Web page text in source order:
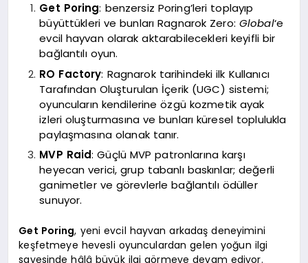
Get Poring: benzersiz Poring’leri toplayıp
büyüttükleri ve bunları Ragnarok Zero: Global‘e
evcil hayvan olarak aktarabilecekleri keyifli bir
bağlantılı oyun.
RO Factory: Ragnarok tarihindeki ilk Kullanıcı
Tarafından Oluşturulan İçerik (UGC) sistemi;
oyuncuların kendilerine özgü kozmetik ayak
izleri oluşturmasına ve bunları küresel toplulukla
paylaşmasına olanak tanır.
MVP Raid: Güçlü MVP patronlarına karşı
heyecan verici, grup tabanlı baskınlar; değerli
ganimetler ve görevlerle bağlantılı ödüller
sunuyor.
Get Poring, yeni evcil hayvan arkadaş deneyimini
keşfetmeye hevesli oyunculardan gelen yoğun ilgi
sayesinde hâlâ büyük ilgi görmeye devam ediyor.